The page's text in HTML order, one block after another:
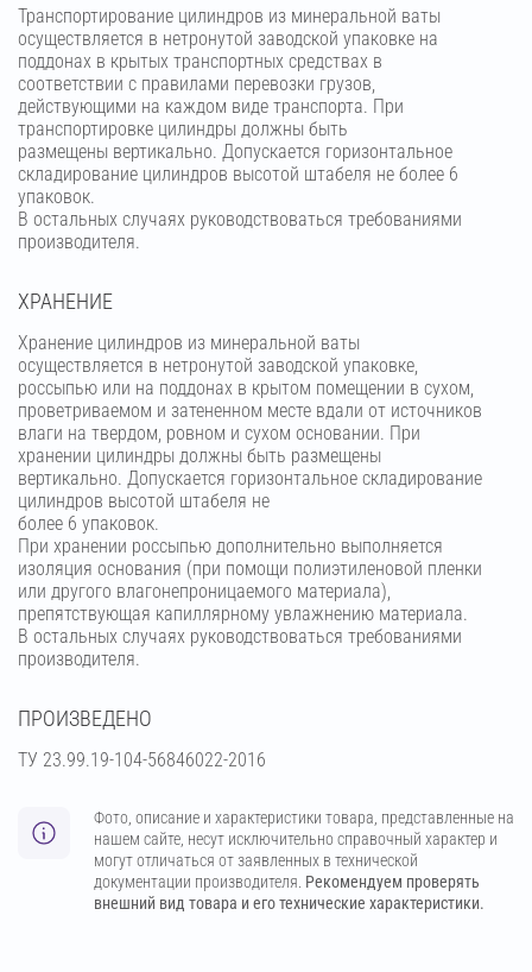
Транспортирование цилиндров из минеральной ваты
осуществляется в нетронутой заводской упаковке на
поддонах в крытых транспортных средствах в
соответствии с правилами перевозки грузов,
действующими на каждом виде транспорта. При
транспортировке цилиндры должны быть
размещены вертикально. Допускается горизонтальное
складирование цилиндров высотой штабеля не более 6
упаковок.
В остальных случаях руководствоваться требованиями
производителя.
ХРАНЕНИЕ
Хранение цилиндров из минеральной ваты
осуществляется в нетронутой заводской упаковке,
россыпью или на поддонах в крытом помещении в сухом,
проветриваемом и затененном месте вдали от источников
влаги на твердом, ровном и сухом основании. При
хранении цилиндры должны быть размещены
вертикально. Допускается горизонтальное складирование
цилиндров высотой штабеля не
более 6 упаковок.
При хранении россыпью дополнительно выполняется
изоляция основания (при помощи полиэтиленовой пленки
или другого влагонепроницаемого материала),
препятствующая капиллярному увлажнению материала.
В остальных случаях руководствоваться требованиями
производителя.
ПРОИЗВЕДЕНО
ТУ 23.99.19-104-56846022-2016
Фото, описание и характеристики товара, представленные на
нашем сайте, несут исключительно справочный характер и
могут отличаться от заявленных в технической
документации производителя. Рекомендуем проверять
внешний вид товара и его технические характеристики.